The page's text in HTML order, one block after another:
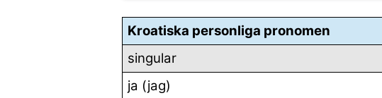
Kroatiska personliga pronomen
singular
ja (jag)